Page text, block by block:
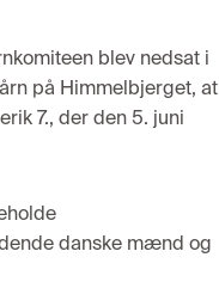
blev nedsat i
på Himmelbjerget, at
7., der den 5. juni
danske mænd og